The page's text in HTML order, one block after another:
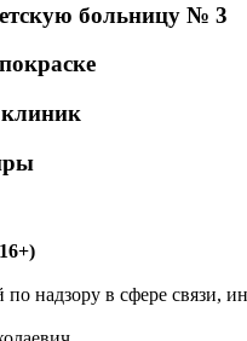
больницу № 3
клиник
по надзору в сфере